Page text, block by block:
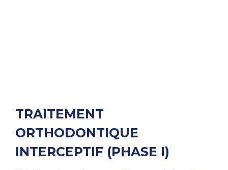
TRAITEMENT
ORTHODONTIQUE
INTERCEPTIF (PHASE I)